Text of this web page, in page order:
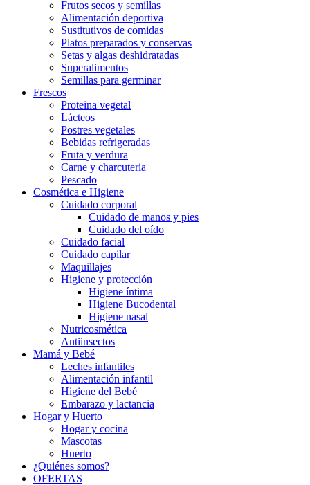
Frutos secos y semillas
Alimentación deportiva
Sustitutivos de comidas
Platos preparados y conservas
Setas y algas deshidratadas
Superalimentos
Semillas para germinar
Frescos
Proteina vegetal
Lácteos
Postres vegetales
Bebidas refrigeradas
Fruta y verdura
Carne y charcuteria
Pescado
Cosmética e Higiene
Cuidado corporal
Cuidado de manos y pies
Cuidado del oído
Cuidado facial
Cuidado capilar
Maquillajes
Higiene y protección
Higiene íntima
Higiene Bucodental
Higiene nasal
Nutricosmética
Antiinsectos
Mamá y Bebé
Leches infantiles
Alimentación infantil
Higiene del Bebé
Embarazo y lactancia
Hogar y Huerto
Hogar y cocina
Mascotas
Huerto
¿Quiénes somos?
OFERTAS